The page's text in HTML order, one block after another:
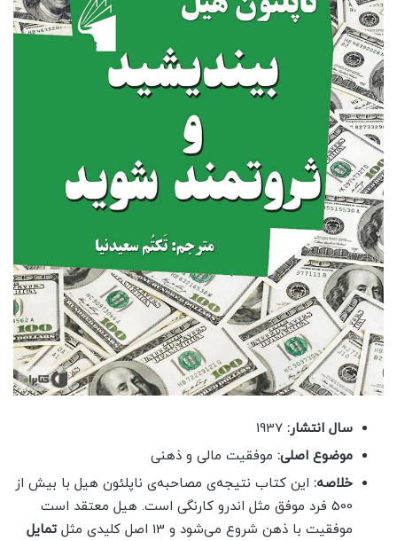
سال انتشار:
موضوع اصلی: موفقیت مالی و ذهنی
خلاصه: این کتاب نتیجه‌ی مصاحبه‌ی ناپلئون هیل با بیش از
500 فرد موفق مثل اندرو کارنگی است. هیل معتقد است
موفقیت با ذهن شروع می‌شود و 13 اصل کلیدی مثل
تمایل